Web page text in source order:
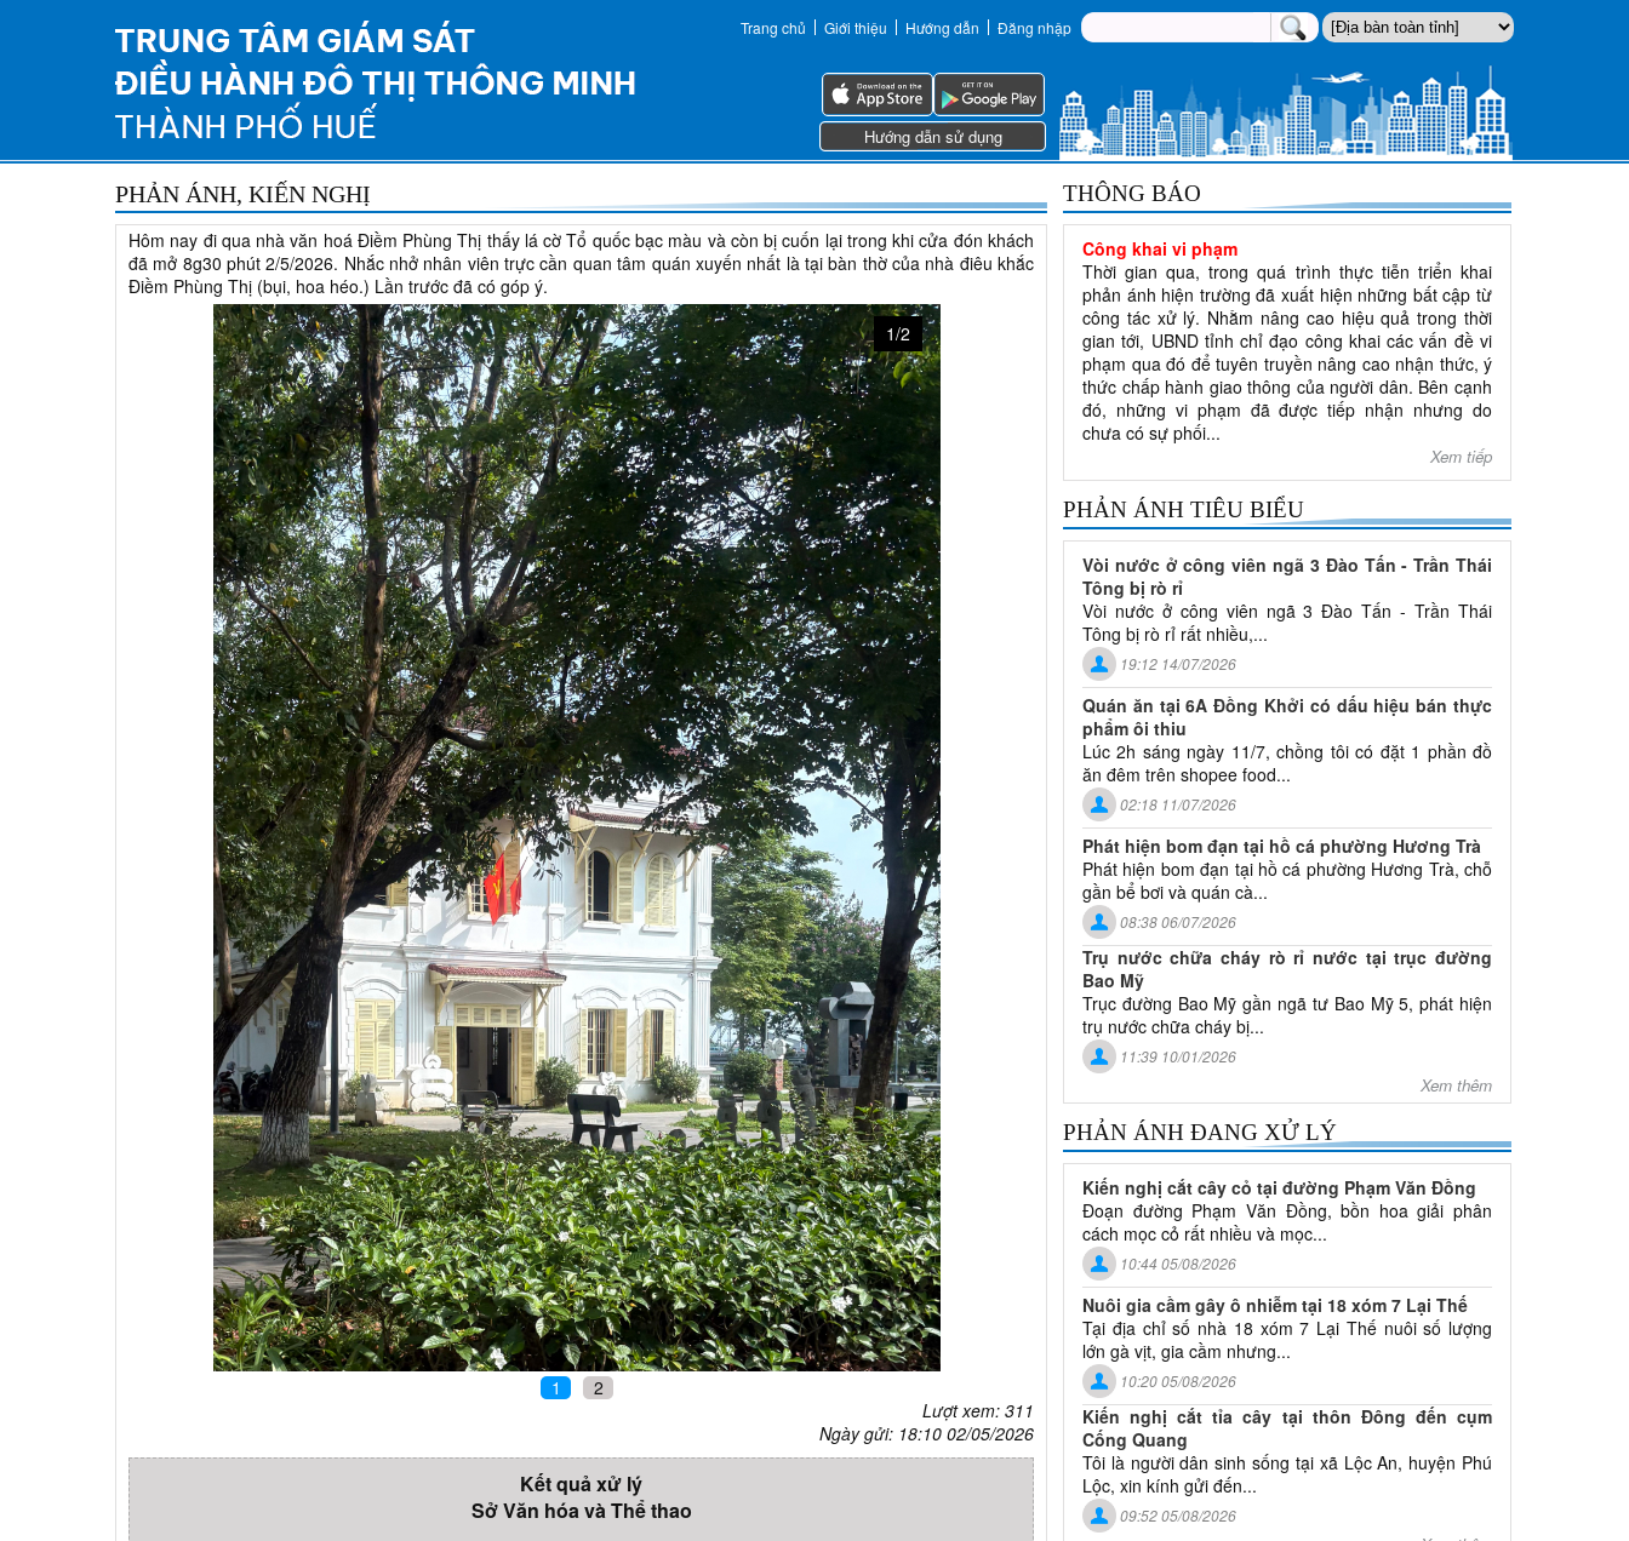
Trang chủ Giới thiệu Hướng dẫn Đăng nhập
Hướng dẫn sử dụng
PHẢN ÁNH, KIẾN NGHỊ
Hôm nay đi qua nhà văn hoá Điềm Phùng Thị thấy lá cờ Tổ quốc bạc màu và còn bị cuốn lại trong khi cửa đón khách
đã mở 8g30 phút 2/5/2026. Nhắc nhở nhân viên trực cần quan tâm quán xuyến nhất là tại bàn thờ của nhà điêu khắc
Điềm Phùng Thị (bụi, hoa héo.) Lần trước đã có góp ý.
1/2
1
2
Lượt xem: 311
Ngày gửi: 18:10 02/05/2026
Kết quả xử lý
Sở Văn hóa và Thể thao
THÔNG BÁO
Công khai vi phạm
Thời gian qua, trong quá trình thực tiễn triển khai
phản ánh hiện trường đã xuất hiện những bất cập từ
công tác xử lý. Nhằm nâng cao hiệu quả trong thời
gian tới, UBND tỉnh chỉ đạo công khai các vấn đề vi
phạm qua đó để tuyên truyền nâng cao nhận thức, ý
thức chấp hành giao thông của người dân. Bên cạnh
đó, những vi phạm đã được tiếp nhận nhưng do
chưa có sự phối...
Xem tiếp
PHẢN ÁNH TIÊU BIỂU
Vòi nước ở công viên ngã 3 Đào Tấn - Trần Thái
Tông bị rò rỉ
Vòi nước ở công viên ngã 3 Đào Tấn - Trần Thái
Tông bị rò rỉ rất nhiều,...
19:12 14/07/2026
Quán ăn tại 6A Đồng Khởi có dấu hiệu bán thực
phẩm ôi thiu
Lúc 2h sáng ngày 11/7, chồng tôi có đặt 1 phần đồ
ăn đêm trên shopee food...
02:18 11/07/2026
Phát hiện bom đạn tại hồ cá phường Hương Trà
Phát hiện bom đạn tại hồ cá phường Hương Trà, chỗ
gần bể bơi và quán cà...
08:38 06/07/2026
Trụ nước chữa cháy rò rỉ nước tại trục đường
Bao Mỹ
Trục đường Bao Mỹ gần ngã tư Bao Mỹ 5, phát hiện
trụ nước chữa cháy bị...
11:39 10/01/2026
Xem thêm
PHẢN ÁNH ĐANG XỬ LÝ
Kiến nghị cắt cây cỏ tại đường Phạm Văn Đồng
Đoạn đường Phạm Văn Đồng, bồn hoa giải phân
cách mọc cỏ rất nhiều và mọc...
10:44 05/08/2026
Nuôi gia cầm gây ô nhiễm tại 18 xóm 7 Lại Thế
Tại địa chỉ số nhà 18 xóm 7 Lại Thế nuôi số lượng
lớn gà vịt, gia cầm nhưng...
10:20 05/08/2026
Kiến nghị cắt tỉa cây tại thôn Đông đến cụm
Cống Quang
Tôi là người dân sinh sống tại xã Lộc An, huyện Phú
Lộc, xin kính gửi đến...
09:52 05/08/2026